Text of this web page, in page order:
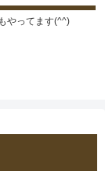
やってます(^^)